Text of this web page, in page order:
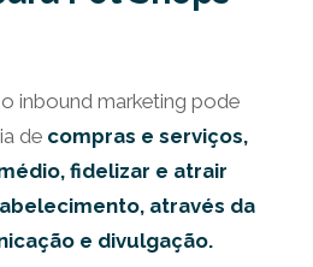
inbound marketing pode
de compras e serviços,
fidelizar e atrair
através da
e divulgação.